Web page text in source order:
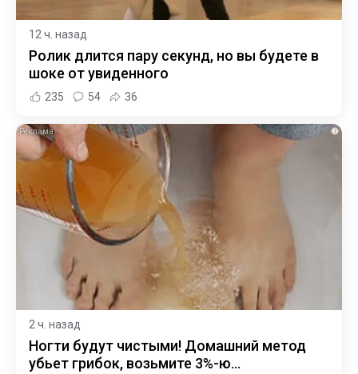
12 ч. назад
Ролик длится пару секунд, но вы будете в
шоке от увиденного
235 54 36
i
2 ч. назад
Ногти будут чистыми! Домашний метод
убьет грибок, возьмите 3%-ю…